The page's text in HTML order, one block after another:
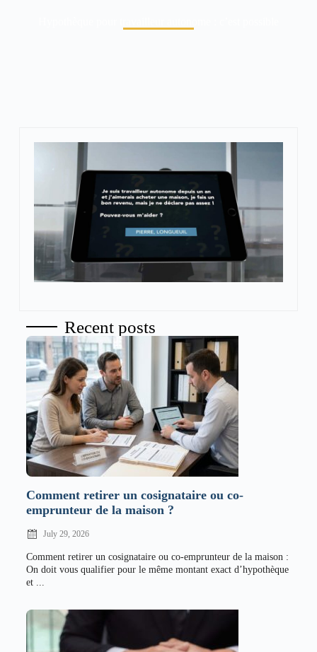
Recent posts
Comment retirer un cosignataire ou co-
emprunteur de la maison ?
July 29, 2026
Comment retirer un cosignataire ou co-emprunteur de la maison :
On doit vous qualifier pour le même montant exact d’hypothèque
et ...